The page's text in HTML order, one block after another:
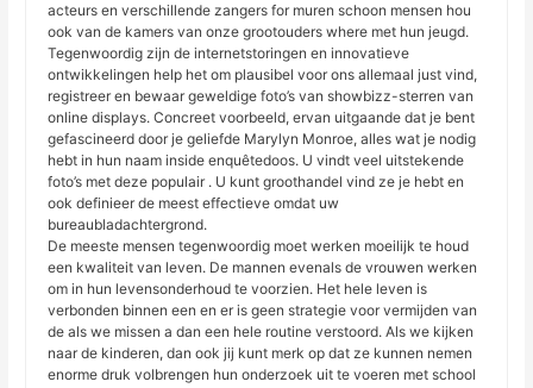
acteurs en verschillende zangers for muren schoon mensen hou
ook van de kamers van onze grootouders where met hun jeugd.
Tegenwoordig zijn de internetstoringen en innovatieve
ontwikkelingen help het om plausibel voor ons allemaal just vind,
registreer en bewaar geweldige foto’s van showbizz-sterren van
online displays. Concreet voorbeeld, ervan uitgaande dat je bent
gefascineerd door je geliefde Marylyn Monroe, alles wat je nodig
hebt in hun naam inside enquêtedoos. U vindt veel uitstekende
foto’s met deze populair . U kunt groothandel vind ze je hebt en
ook definieer de meest effectieve omdat uw
bureaubladachtergrond.
De meeste mensen tegenwoordig moet werken moeilijk te houd
een kwaliteit van leven. De mannen evenals de vrouwen werken
om in hun levensonderhoud te voorzien. Het hele leven is
verbonden binnen een en er is geen strategie voor vermijden van
de als we missen a dan een hele routine verstoord. Als we kijken
naar de kinderen, dan ook jij kunt merk op dat ze kunnen nemen
enorme druk volbrengen hun onderzoek uit te voeren met school